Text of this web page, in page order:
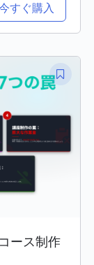
すぐ購入
ース制作